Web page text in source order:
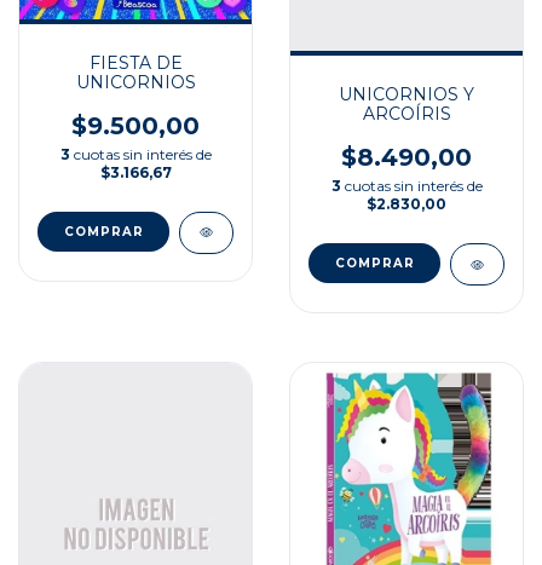
FIESTA DE
UNICORNIOS
$9.500,00
3 cuotas sin interés de
$3.166,67
UNICORNIOS Y
ARCOÍRIS
$8.490,00
3 cuotas sin interés de
$2.830,00